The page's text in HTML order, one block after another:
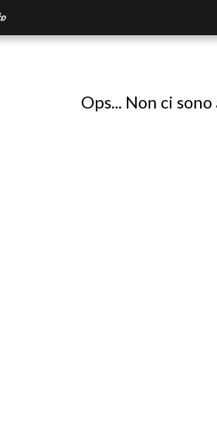
Ops... Non ci